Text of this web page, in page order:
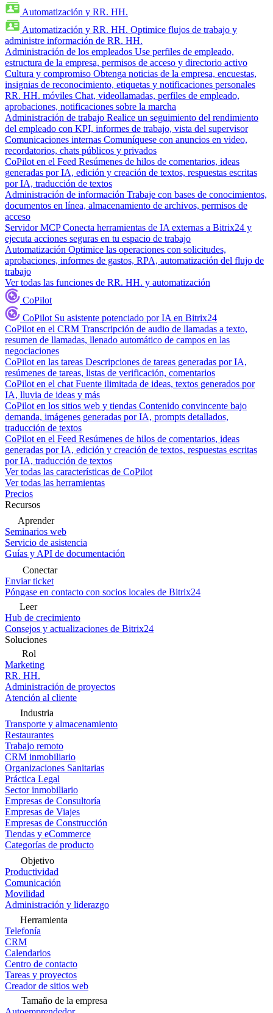
Automatización y RR. HH.
Automatización y RR. HH. Optimice flujos de trabajo y
administre información de RR. HH.
Administración de los empleados Use perfiles de empleado,
estructura de la empresa, permisos de acceso y directorio activo
Cultura y compromiso Obtenga noticias de la empresa, encuestas,
insignias de reconocimiento, etiquetas y notificaciones personales
RR. HH. móviles Chat, videollamadas, perfiles de empleado,
aprobaciones, notificaciones sobre la marcha
Administración de trabajo Realice un seguimiento del rendimiento
del empleado con KPI, informes de trabajo, vista del supervisor
Comunicaciones internas Comuníquese con anuncios en video,
recordatorios, chats públicos y privados
CoPilot en el Feed Resúmenes de hilos de comentarios, ideas
generadas por IA, edición y creación de textos, respuestas escritas
por IA, traducción de textos
Administración de información Trabaje con bases de conocimientos,
documentos en línea, almacenamiento de archivos, permisos de
acceso
Servidor MCP Conecta herramientas de IA externas a Bitrix24 y
ejecuta acciones seguras en tu espacio de trabajo
Automatización Optimice las operaciones con solicitudes,
aprobaciones, informes de gastos, RPA, automatización del flujo de
trabajo
Ver todas las funciones de RR. HH. y automatización
CoPilot
CoPilot Su asistente potenciado por IA en Bitrix24
CoPilot en el CRM Transcripción de audio de llamadas a texto,
resumen de llamadas, llenado automático de campos en las
negociaciones
CoPilot en las tareas Descripciones de tareas generadas por IA,
resúmenes de tareas, listas de verificación, comentarios
CoPilot en el chat Fuente ilimitada de ideas, textos generados por
IA, lluvia de ideas y más
CoPilot en los sitios web y tiendas Contenido convincente bajo
demanda, imágenes generadas por IA, prompts detallados,
traducción de textos
CoPilot en el Feed Resúmenes de hilos de comentarios, ideas
generadas por IA, edición y creación de textos, respuestas escritas
por IA, traducción de textos
Ver todas las características de CoPilot
Ver todas las herramientas
Precios
Recursos
Aprender
Seminarios web
Servicio de asistencia
Guías y API de documentación
Conectar
Enviar ticket
Póngase en contacto con socios locales de Bitrix24
Leer
Hub de crecimiento
Consejos y actualizaciones de Bitrix24
Soluciones
Rol
Marketing
RR. HH.
Administración de proyectos
Atención al cliente
Industria
Transporte y almacenamiento
Restaurantes
Trabajo remoto
CRM inmobiliario
Organizaciones Sanitarias
Práctica Legal
Sector inmobiliario
Empresas de Consultoría
Empresas de Viajes
Empresas de Construcción
Tiendas y eCommerce
Categorías de producto
Objetivo
Productividad
Comunicación
Movilidad
Administración y liderazgo
Herramienta
Telefonía
CRM
Calendarios
Centro de contacto
Tareas y proyectos
Creador de sitios web
Tamaño de la empresa